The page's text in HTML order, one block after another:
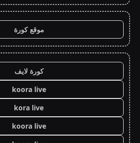
موقع كورة
كورة لايف
koora live
kora live
koora live